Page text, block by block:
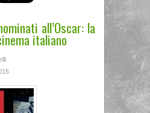
all’Oscar: la
italiano